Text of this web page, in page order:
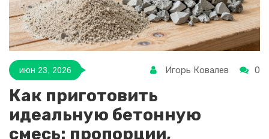
июн 23, 2026 Игорь Ковалев 0
Как приготовить
идеальную бетонную
смесь: пропорции,